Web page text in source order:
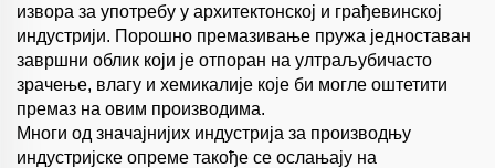
извора за употребу у архитектонској и грађевинској
индустрији. Порошно премазивање пружа једноставан
завршни облик који је отпоран на ултраљубичасто
зрачење, влагу и хемикалије које би могле оштетити
премаз на овим производима.
Многи од значајнијих индустрија за производњу
индустријске опреме такође се ослањају на